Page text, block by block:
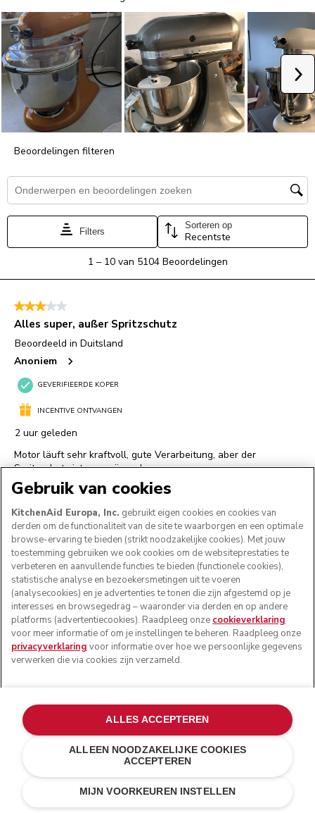
Tingrijs
Gebruik van cookies
KitchenAid Europa, Inc. gebruikt eigen cookies en cookies van
derden om de functionaliteit van de site te waarborgen en een optimale
browse-ervaring te bieden (strikt noodzakelijke cookies). Met jouw
toestemming gebruiken we ook cookies om de websiteprestaties te
verbeteren en aanvullende functies te bieden (functionele cookies),
statistische analyse en bezoekersmetingen uit te voeren
(analysecookies) en je advertenties te tonen die zijn afgestemd op je
interesses en browsegedrag – waaronder via derden en op andere
platforms (advertentiecookies). Raadpleeg onze cookieverklaring
voor meer informatie of om je instellingen te beheren. Raadpleeg onze
privacyverklaring voor informatie over hoe we persoonlijke gegevens
verwerken die via cookies zijn verzameld.
MIJN VOORKEUREN INSTELLEN
ALLEEN NOODZAKELIJKE COOKIES
ACCEPTEREN
ALLES ACCEPTEREN